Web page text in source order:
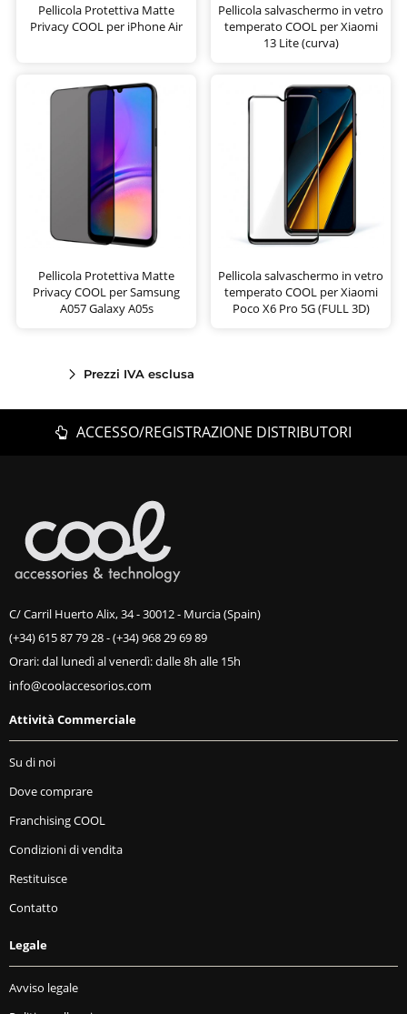
Pellicola Protettiva Matte
Privacy COOL per iPhone Air
Pellicola salvaschermo in vetro
temperato COOL per Xiaomi
13 Lite (curva)
Pellicola Protettiva Matte
Privacy COOL per Samsung
A057 Galaxy A05s
Pellicola salvaschermo in vetro
temperato COOL per Xiaomi
Poco X6 Pro 5G (FULL 3D)
Prezzi IVA esclusa
ACCESSO/REGISTRAZIONE DISTRIBUTORI
C/ Carril Huerto Alix, 34 - 30012 - Murcia (Spain)
(+34) 615 87 79 28-(+34) 968 29 69 89
Orari: dal lunedì al venerdì: dalle 8h alle 15h
Attività Commerciale
Su di noi
Dove comprare
Franchising COOL
Condizioni di vendita
Restituisce
Contatto
Legale
Avviso legale